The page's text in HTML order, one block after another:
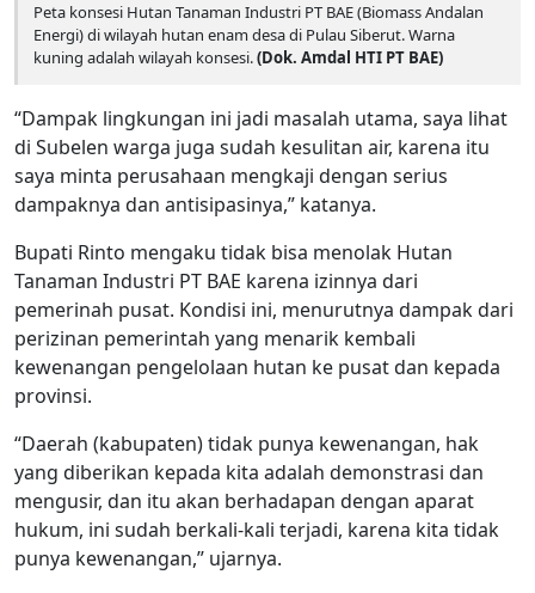
Peta konsesi Hutan Tanaman Industri PT BAE (Biomass Andalan
Energi) di wilayah hutan enam desa di Pulau Siberut. Warna
kuning adalah wilayah konsesi.(Dok. Amdal HTI PT BAE)
“Dampak lingkungan ini jadi masalah utama, saya lihat
di Subelen warga juga sudah kesulitan air, karena itu
saya minta perusahaan mengkaji dengan serius
dampaknya dan antisipasinya,” katanya.
Bupati Rinto mengaku tidak bisa menolak Hutan
Tanaman Industri PT BAE karena izinnya dari
pemerinah pusat. Kondisi ini, menurutnya dampak dari
perizinan pemerintah yang menarik kembali
kewenangan pengelolaan hutan ke pusat dan kepada
provinsi.
“Daerah (kabupaten) tidak punya kewenangan, hak
yang diberikan kepada kita adalah demonstrasi dan
mengusir, dan itu akan berhadapan dengan aparat
hukum, ini sudah berkali-kali terjadi, karena kita tidak
punya kewenangan,” ujarnya.